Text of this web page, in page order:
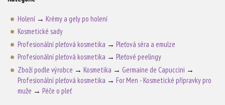
Holení→ Krémy a gely po holení
Kosmetické sady
Profesionální pleťová kosmetika → Pleťová séra a emulze
Profesionální pleťová kosmetika → Pleťové peelingy
Zboží podle výrobce → Kosmetika → Germaine de Capuccini →
Profesionální pleťová kosmetika → For Men - Kosmetické přípravky pro
muže → Péče o pleť